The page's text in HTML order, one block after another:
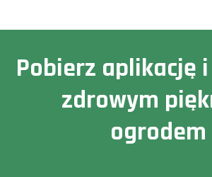
Pobierz aplikację
zdrowym
ogrodem